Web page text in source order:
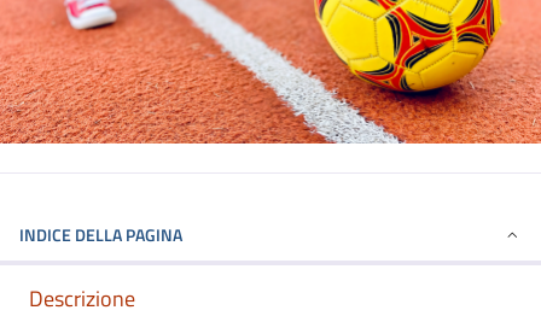
INDICE DELLA PAGINA
Descrizione